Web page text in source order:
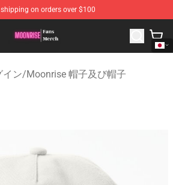
shipping on orders over $100
Official Moonrise Merchandise Shop
イン/Moonrise 帽子及び帽子